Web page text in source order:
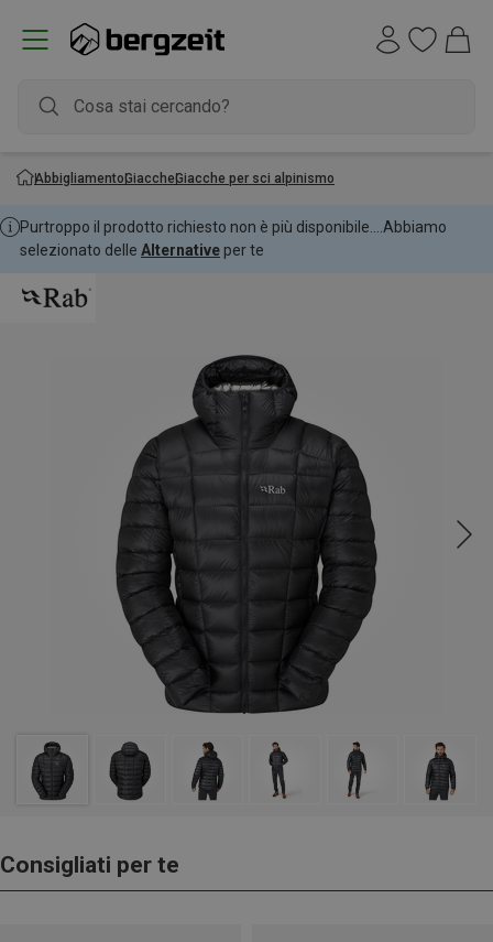
AbbigliamentoGiaccheGiacche per sci alpinismo
Purtroppo il prodotto richiesto non è più disponibile.... Abbiamo
selezionato delle Alternative per te
Consigliati per te